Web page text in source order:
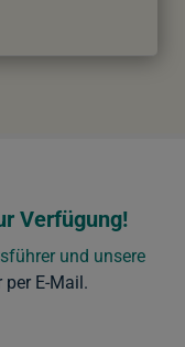
Verfügung!
und unsere
E-Mail.